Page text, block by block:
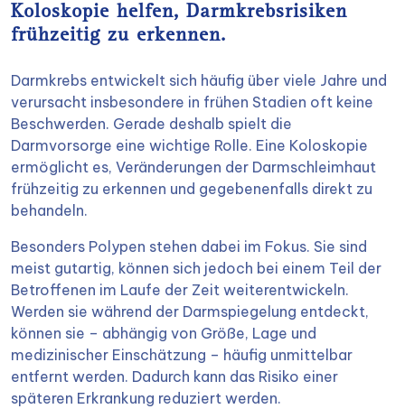
Koloskopie helfen, Darmkrebsrisiken
frühzeitig zu erkennen.
Darmkrebs entwickelt sich häufig über viele Jahre und
verursacht insbesondere in frühen Stadien oft keine
Beschwerden. Gerade deshalb spielt die
Darmvorsorge eine wichtige Rolle. Eine Koloskopie
ermöglicht es, Veränderungen der Darmschleimhaut
frühzeitig zu erkennen und gegebenenfalls direkt zu
behandeln.
Besonders Polypen stehen dabei im Fokus. Sie sind
meist gutartig, können sich jedoch bei einem Teil der
Betroffenen im Laufe der Zeit weiterentwickeln.
Werden sie während der Darmspiegelung entdeckt,
können sie – abhängig von Größe, Lage und
medizinischer Einschätzung – häufig unmittelbar
entfernt werden. Dadurch kann das Risiko einer
späteren Erkrankung reduziert werden.